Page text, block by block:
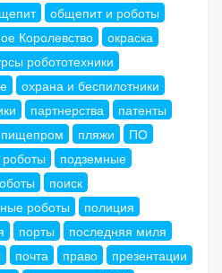
общепит и роботы
Королевство
окраска
робототехники
охрана и беспилотники
партнерства
патенты
пищепром пляжи
ПО
подземные
поиск
роботы
полиция
порты
последняя миля
почта право
презентации